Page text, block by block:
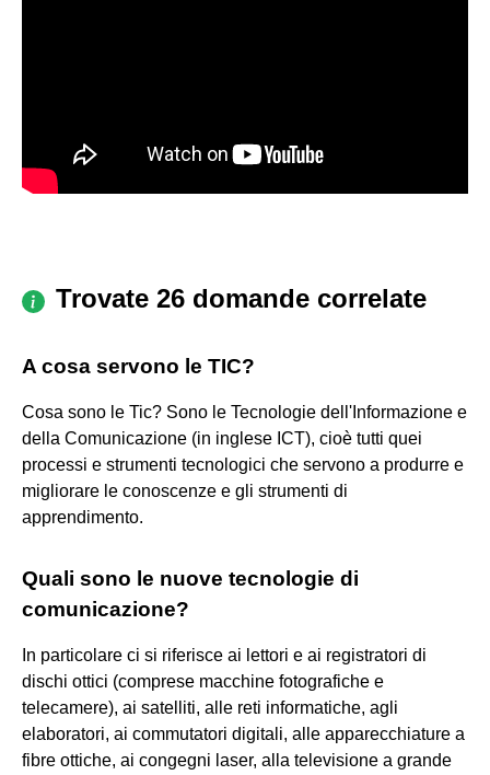
Trovate 26 domande correlate
A cosa servono le TIC?
Cosa sono le Tic? Sono le Tecnologie dell'Informazione e
della Comunicazione (in inglese ICT), cioè tutti quei
processi e strumenti tecnologici che servono a produrre e
migliorare le conoscenze e gli strumenti di
apprendimento.
Quali sono le nuove tecnologie di
comunicazione?
In particolare ci si riferisce ai lettori e ai registratori di
dischi ottici (comprese macchine fotografiche e
telecamere), ai satelliti, alle reti informatiche, agli
elaboratori, ai commutatori digitali, alle apparecchiature a
fibre ottiche, ai congegni laser, alla televisione a grande